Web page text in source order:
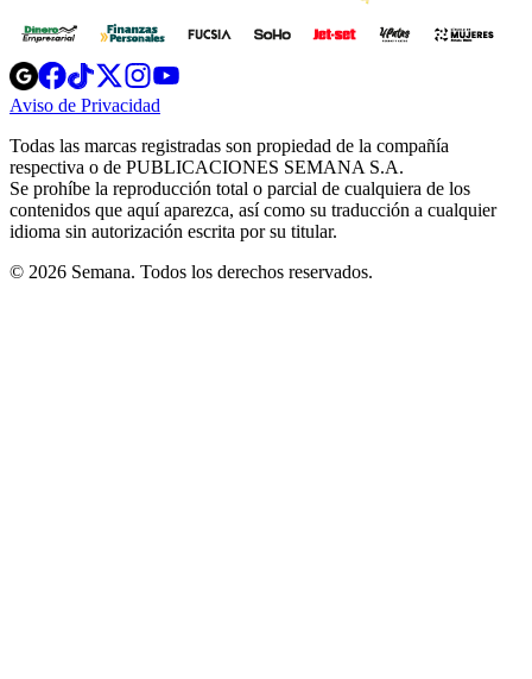
Opens
in
new
Opens
in
new
Opens
in
new
window
Opens
new
windowwindow
Aviso de Privacidad
new
window
Todas las marcas registradas son propiedad de la compañía
respectiva o de PUBLICACIONES SEMANA S.A.
Se prohíbe la reproducción total o parcial de cualquiera de los
contenidos que aquí aparezca, así como su traducción a cualquier
idioma sin autorización escrita por su titular.
© 2026 Semana. Todos los derechos reservados.